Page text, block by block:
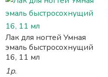
Лак для ногтей Умная
эмаль быстросохнущий
16, 11 мл
1р.